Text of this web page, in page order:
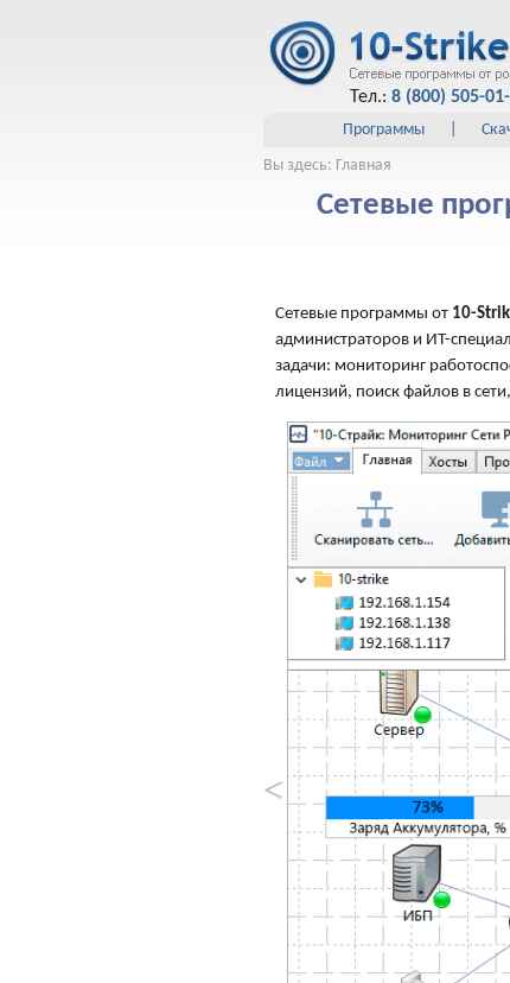
Тел.: 8 (800) 505-
Программы
Вы здесь: Главная
Сетевые
Сетевые программы от 10-
администраторов и ИТ-
задачи: мониторинг
лицензий, поиск файлов в